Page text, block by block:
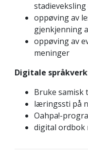
oppøving av
gjenkjenning
oppøving av
meninger
Digitale
Bruke samisk
læringssti på
Oahpa!-
digital ordbok